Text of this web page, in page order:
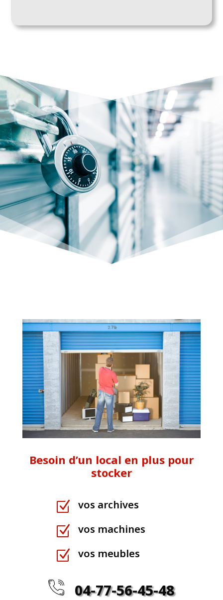
Besoin d’un local en plus pour
stocker
Z vos archives
Z vos machines
Z vos meubles
04-77-56-45-48